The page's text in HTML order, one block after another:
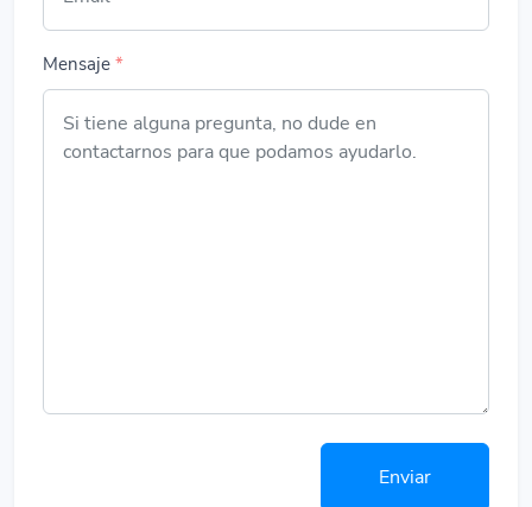
Mensaje *
Enviar